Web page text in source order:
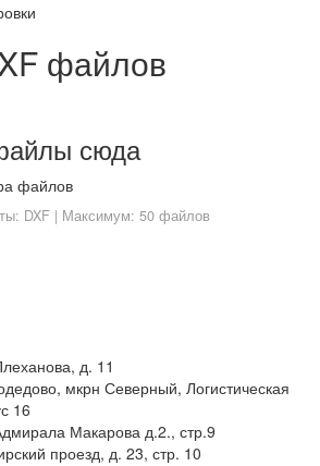
файлов
сюда
файлов
DXF | Максимум: 50 файлов
д. 11
мкрн Северный, Логистическая
16
Макарова д.2., стр.9
проезд, д. 23, стр. 10